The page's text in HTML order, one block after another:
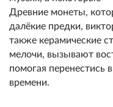
Древние монеты,
далёкие предки,
также керамические
мелочи, вызывают
помогая перенестись
времени.